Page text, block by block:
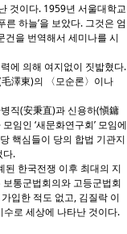
것이다. 1959년 서울대학교
하늘’을 보았다. 그것은 엄
건을 번역해서 세미나를 시
에 의해 여지없이 짓밟혔다.
澤東)의 〈모순론〉이나
직(安秉直)과 신용하(愼鏞
임인 ‘새문화연구회’ 모임에
핵심들이 당의 합법 기관지
다.
한국전쟁 이후 최대의 지
통군법회의와 고등군법회
입한 적도 없고, 김질락 이
수로 세상에 나타난 것이다.